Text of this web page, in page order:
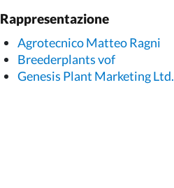
Rappresentazione
Agrotecnico Matteo Ragni
Breederplants vof
Genesis Plant Marketing Ltd.